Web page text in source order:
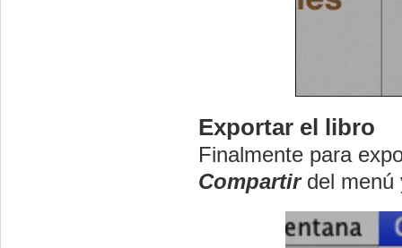
Exportar el libro
Finalmente para
Compartirdel menú